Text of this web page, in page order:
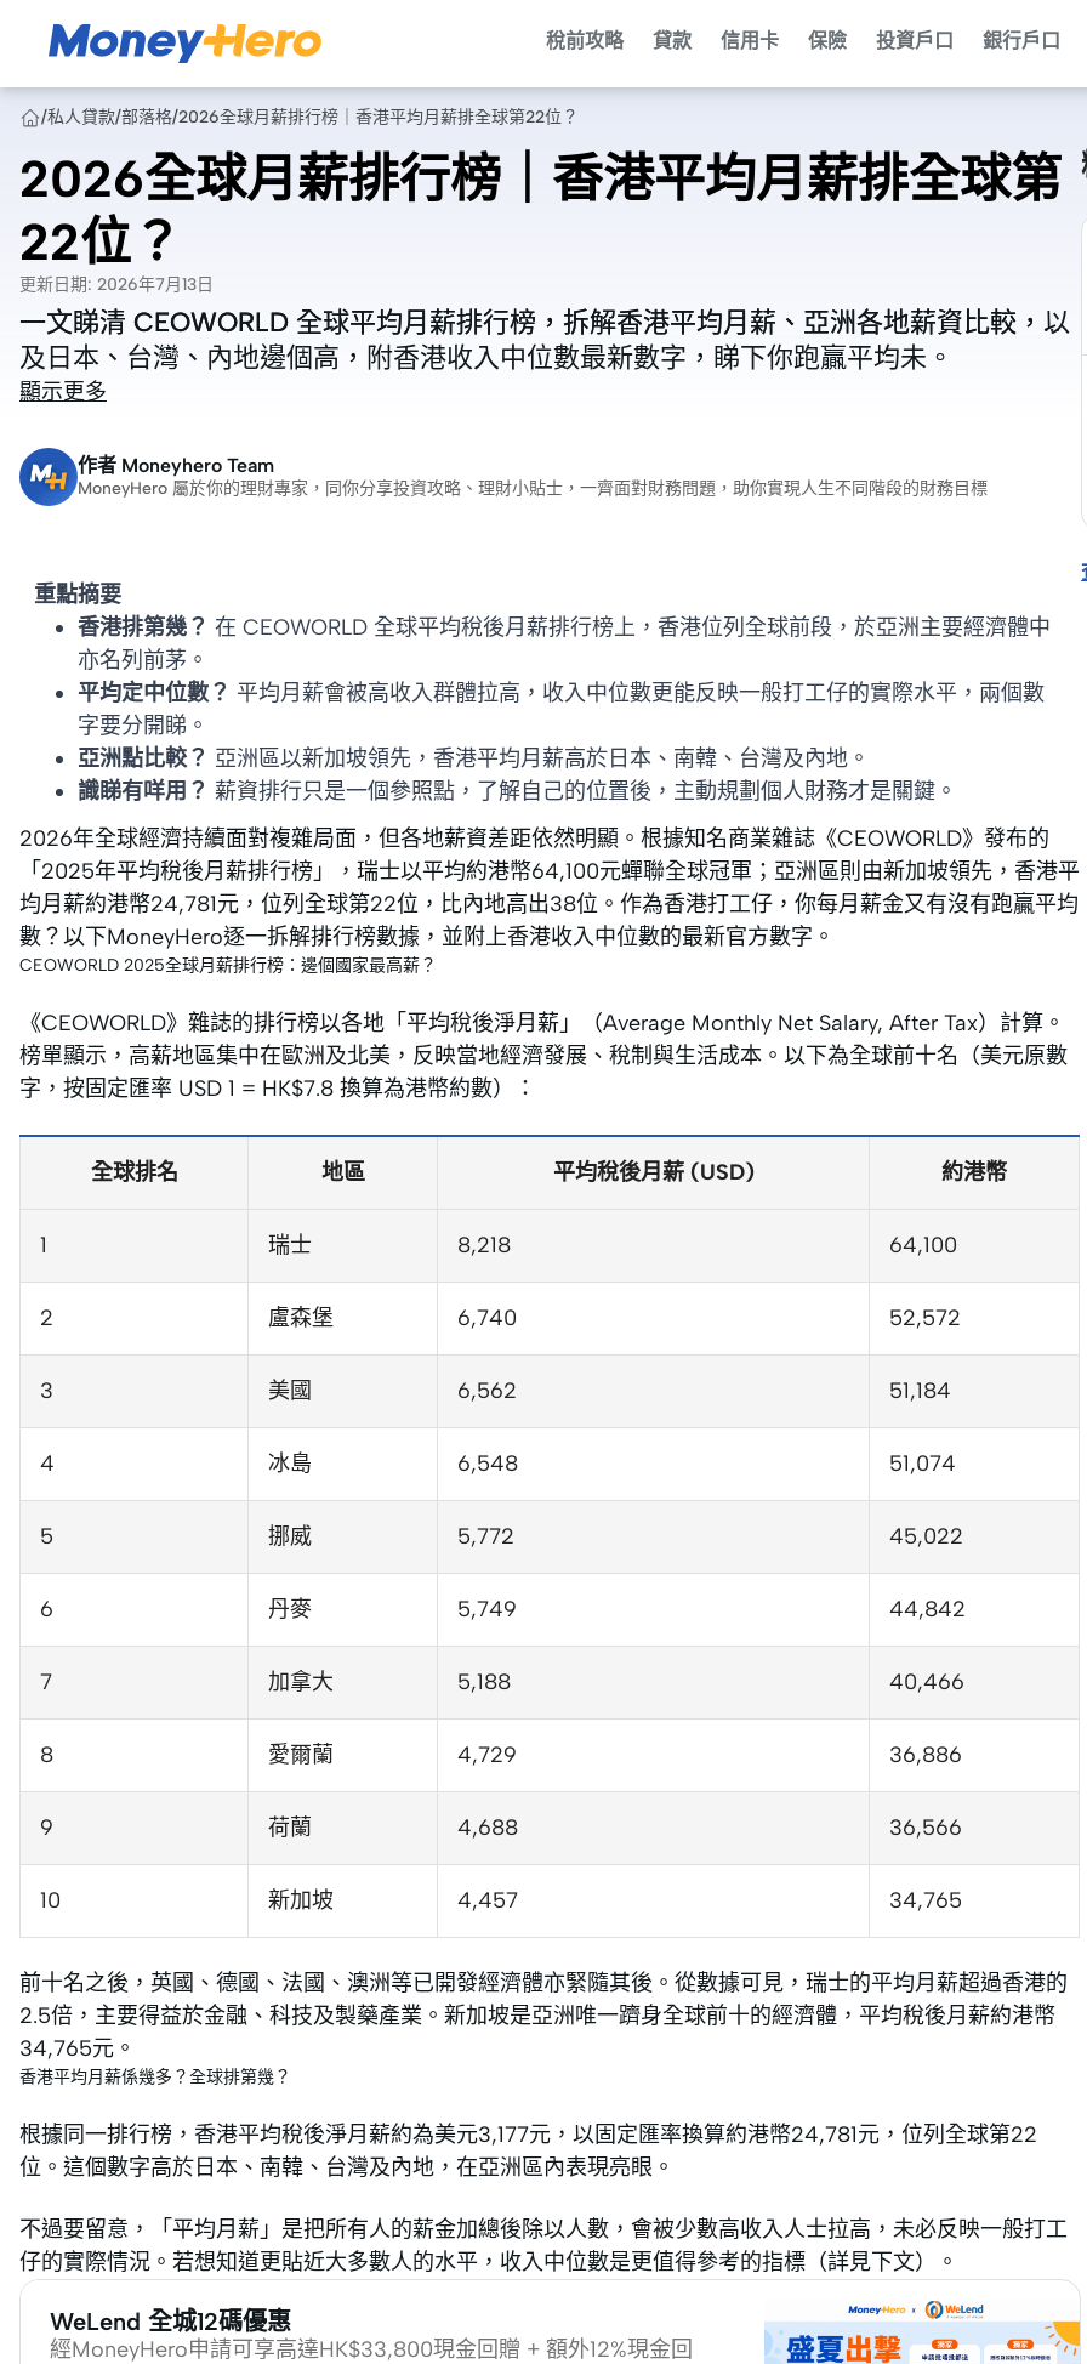
稅前攻略 貸款 信用卡 保險 投資戶口 銀行戶口
/私人貸款/部落格/2026全球月薪排行榜｜香港平均月薪排全球第22位？
2026全球月薪排行榜｜香港平均月薪排全球第
22位？
更新日期: 2026年7月13日
一文睇清 CEOWORLD 全球平均月薪排行榜，拆解香港平均月薪、亞洲各地薪資比較，以
及日本、台灣、內地邊個高，附香港收入中位數最新數字，睇下你跑贏平均未。
一文睇清 CEOWORLD 全球平均月薪排行榜，拆解香港平均月薪、亞洲各地薪資比較，以
及日本、台灣、內地邊個高，附香港收入中位數最新數字，睇下你跑贏平均未。
顯示更多
作者 Moneyhero Team
MoneyHero 屬於你的理財專家，同你分享投資攻略、理財小貼士，一齊面對財務問題，助你實現人生不同階段的財務目標
重點摘要
香港排第幾？ 在 CEOWORLD 全球平均稅後月薪排行榜上，香港位列全球前段，於亞洲主要經濟體中
亦名列前茅。
平均定中位數？ 平均月薪會被高收入群體拉高，收入中位數更能反映一般打工仔的實際水平，兩個數
字要分開睇。
亞洲點比較？ 亞洲區以新加坡領先，香港平均月薪高於日本、南韓、台灣及內地。
識睇有咩用？ 薪資排行只是一個參照點，了解自己的位置後，主動規劃個人財務才是關鍵。
2026年全球經濟持續面對複雜局面，但各地薪資差距依然明顯。根據知名商業雜誌《CEOWORLD》發布的
「2025年平均稅後月薪排行榜」，瑞士以平均約港幣64,100元蟬聯全球冠軍；亞洲區則由新加坡領先，香港平
均月薪約港幣24,781元，位列全球第22位，比內地高出38位。作為香港打工仔，你每月薪金又有沒有跑贏平均
數？以下MoneyHero逐一拆解排行榜數據，並附上香港收入中位數的最新官方數字。
CEOWORLD 2025全球月薪排行榜：邊個國家最高薪？
《CEOWORLD》雜誌的排行榜以各地「平均稅後淨月薪」（Average Monthly Net Salary, After Tax）計算。
榜單顯示，高薪地區集中在歐洲及北美，反映當地經濟發展、稅制與生活成本。以下為全球前十名（美元原數
字，按固定匯率 USD 1 = HK$7.8 換算為港幣約數）：
全球排名 地區 平均稅後月薪 (USD) 約港幣
1 瑞士 8,218 64,100
2 盧森堡 6,740 52,572
3 美國 6,562 51,184
4 冰島 6,548 51,074
5 挪威 5,772 45,022
6 丹麥 5,749 44,842
7 加拿大 5,188 40,466
8 愛爾蘭 4,729 36,886
9 荷蘭 4,688 36,566
10 新加坡 4,457 34,765
前十名之後，英國、德國、法國、澳洲等已開發經濟體亦緊隨其後。從數據可見，瑞士的平均月薪超過香港的
2.5倍，主要得益於金融、科技及製藥產業。新加坡是亞洲唯一躋身全球前十的經濟體，平均稅後月薪約港幣
34,765元。
香港平均月薪係幾多？全球排第幾？
根據同一排行榜，香港平均稅後淨月薪約為美元3,177元，以固定匯率換算約港幣24,781元，位列全球第22
位。這個數字高於日本、南韓、台灣及內地，在亞洲區內表現亮眼。
不過要留意，「平均月薪」是把所有人的薪金加總後除以人數，會被少數高收入人士拉高，未必反映一般打工
仔的實際情況。若想知道更貼近大多數人的水平，收入中位數是更值得參考的指標（詳見下文）。
WeLend 全城12碼優惠
經MoneyHero申請可享高達HK$33,800現金回贈 + 額外12%現金回